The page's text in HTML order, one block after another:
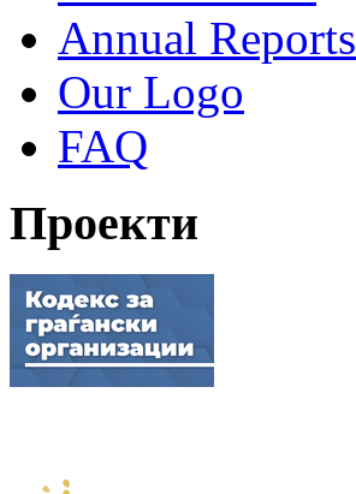
Annual Reports
Our Logo
FAQ
Проекти